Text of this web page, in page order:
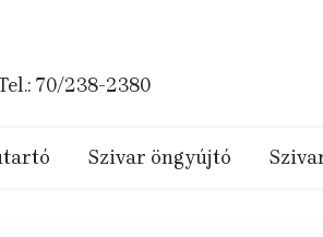
70/238-2380
Szivar öngyújtó